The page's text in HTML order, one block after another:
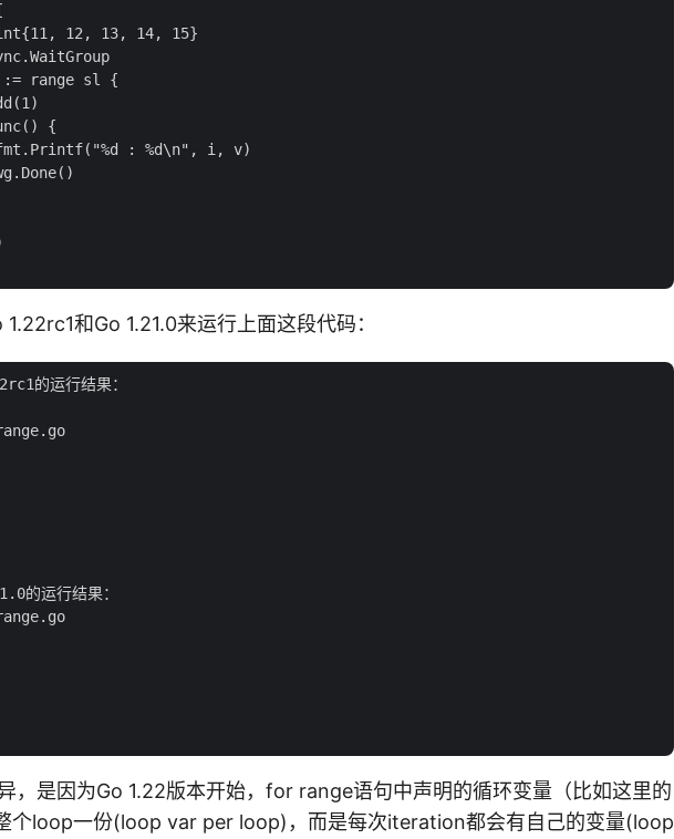
12, 13, 14, 15}
range sl {
{
: %d\n", i, v)
和Go 1.21.0来运行上面这段代码：
的运行结果：
的运行结果：
，是因为Go 1.22版本开始，for range语句中声明的循环变量（比如这里的
个loop一份(loop var per loop)，而是每次iteration都会有自己的变量(loop